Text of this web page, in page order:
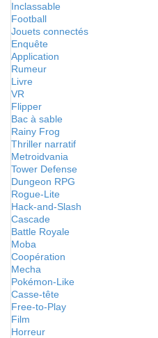
Inclassable
Football
Jouets connectés
Enquête
Application
Rumeur
Livre
VR
Flipper
Bac à sable
Rainy Frog
Thriller narratif
Metroidvania
Tower Defense
Dungeon RPG
Rogue-Lite
Hack-and-Slash
Cascade
Battle Royale
Moba
Coopération
Mecha
Pokémon-Like
Casse-tête
Free-to-Play
Film
Horreur